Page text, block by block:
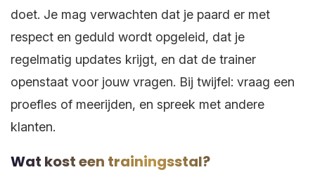
doet. Je mag verwachten dat je paard er met
respect en geduld wordt opgeleid, dat je
regelmatig updates krijgt, en dat de trainer
openstaat voor jouw vragen. Bij twijfel: vraag een
proefles of meerijden, en spreek met andere
klanten.
Wat kost een trainingsstal?